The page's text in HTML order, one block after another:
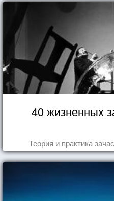
40 жизненных
Теория и практика